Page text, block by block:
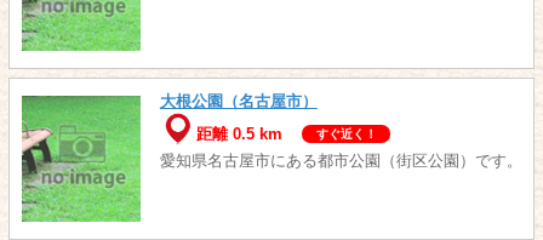
大根公園（名古屋市）
距離 0.5 km
すぐ近く！
愛知県名古屋市にある都市公園（街区公園）です。